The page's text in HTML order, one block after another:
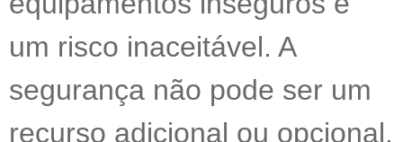
um risco inaceitável. A
segurança não pode ser um
recurso adicional ou opcional.